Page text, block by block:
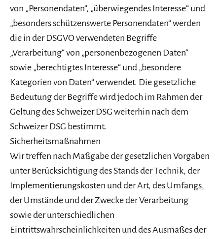
von „Personendaten“, „überwiegendes Interesse“ und
„besonders schützenswerte Personendaten“ werden
die in der DSGVO verwendeten Begriffe
„Verarbeitung“ von „personenbezogenen Daten“
sowie „berechtigtes Interesse“ und „besondere
Kategorien von Daten“ verwendet. Die gesetzliche
Bedeutung der Begriffe wird jedoch im Rahmen der
Geltung des Schweizer DSG weiterhin nach dem
Schweizer DSG bestimmt.
Sicherheitsmaßnahmen
Wir treffen nach Maßgabe der gesetzlichen Vorgaben
unter Berücksichtigung des Stands der Technik, der
Implementierungskosten und der Art, des Umfangs,
der Umstände und der Zwecke der Verarbeitung
sowie der unterschiedlichen
Eintrittswahrscheinlichkeiten und des Ausmaßes der